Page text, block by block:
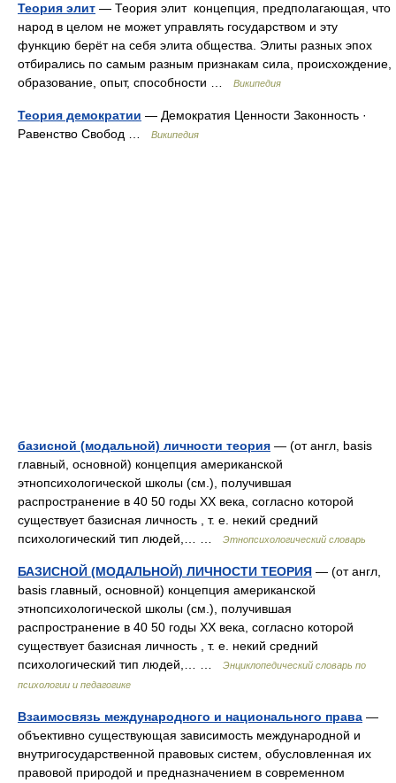
Теория элит — Теория элит концепция, предполагающая, что
народ в целом не может управлять государством и эту
функцию берёт на себя элита общества. Элиты разных эпох
отбирались по самым разным признакам сила, происхождение,
образова­ние, опыт, способности …
Википедия
Теория демократии — Демократия Ценности Законность ·
Равенство Свобод …
Википедия
базисной (модальной) личности теория — (от англ, basis
главный, основной) концепция американской
этнопсихологической школы (см.), получившая
распространение в 40 50 годы XX века, согласно которой
существует базисная личность , т. е. некий средний
психологический тип людей,… …
Этнопсихологический словарь
БАЗИСНОЙ (МОДАЛЬНОЙ) ЛИЧНОСТИ ТЕОРИЯ — (от англ,
basis главный, основной) концепция американской
этнопсихологической школы (см.), получившая
распространение в 40 50 годы XX века, согласно которой
существует базисная личность , т. е. некий средний
психологический тип людей,… …
Энциклопедический словарь по
психологии и педагогике
Взаимосвязь международного и национального права —
объективно существующая зависимость международной и
внутригосударственной правовых систем, обусловленная их
правовой природой и предназначением в современном